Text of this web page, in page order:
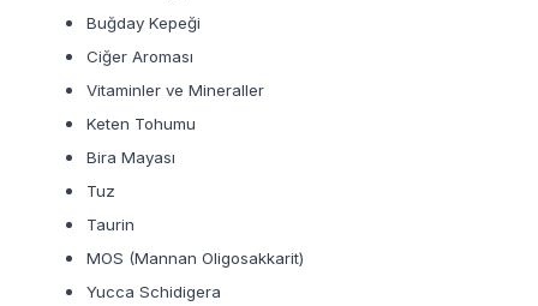
Buğday Kepeği
Ciğer Aroması
Vitaminler ve Mineraller
Keten Tohumu
Bira Mayası
Tuz
Taurin
MOS (Mannan Oligosakkarit)
Yucca Schidigera